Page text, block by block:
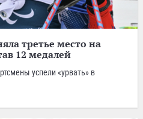
третье место на
12 медалей
успели «урвать» в